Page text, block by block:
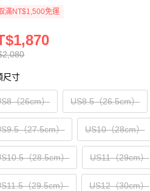
滿NT$1,500免運
尺寸
（26cm） US8.5（26.5cm）
（27.5cm） US10（28cm）
（28.5cm） US11（29cm）
（29.5cm） US12（30cm）